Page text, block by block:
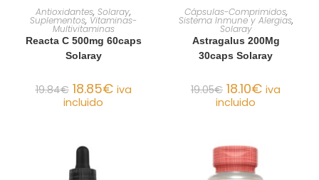
AÑADIR AL CARRITO
Antioxidantes, Solaray,
Suplementos, Vitaminas-
Multivitaminas
Reacta C 500mg 60caps
Solaray
19.84€ 18.85€ iva
incluido
AÑADIR AL CARRITO
Cápsulas-Comprimidos,
Sistema Inmune y Alergias,
Solaray
Astragalus 200Mg
30caps Solaray
19.05€ 18.10€ iva
incluido